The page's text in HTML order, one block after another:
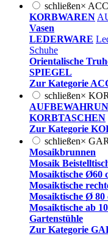
schließen×
KORBWAREN
Vasen
LEDERWARE
Schuhe
Orientalische
SPIEGEL
Zur Kategorie
schließen×
KORBTASCHEN
Zur Kategorie
schließen×
Mosaikbrunnen
Mosaik
Mosaiktische Ø60
Mosaiktische
Mosaiktische Ø 80
Mosaiktische ab
Gartenstühle
Zur Kategorie